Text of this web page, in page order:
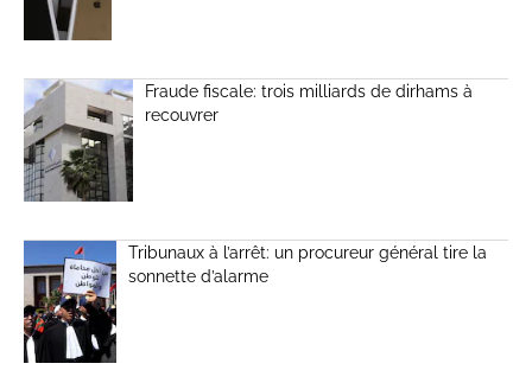
Fraude fiscale: trois milliards de dirhams à
recouvrer
Tribunaux à l’arrêt: un procureur général tire la
sonnette d’alarme